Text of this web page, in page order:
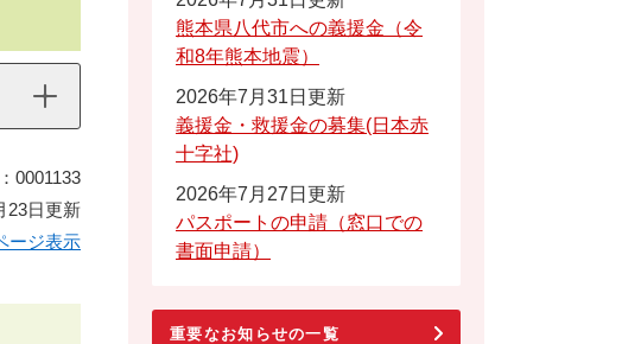
0001133
23日更新
ージ表示
熊本県八代市への義援金（令
和8年熊本地震）
2026年7月31日更新
義援金・救援金の募集(日本赤
十字社)
2026年7月27日更新
パスポートの申請（窓口での
書面申請）
重要なお知らせの一覧